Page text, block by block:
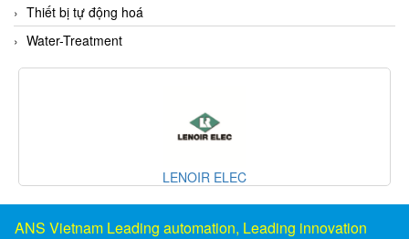
FISO Vietnam
FLENDER
Flexaust
flotron
Thiết bị tự động hoá
Water-Treatment
ANS Vietnam Leading automation, Leading innovation